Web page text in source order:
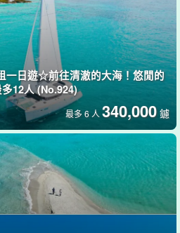
一日遊☆前往清澈的大海！悠閒的
12人 (No.924)
最多 6 人 340,000 鑢